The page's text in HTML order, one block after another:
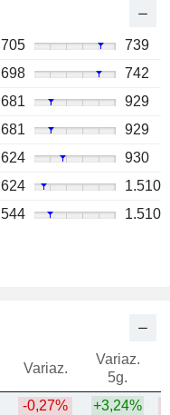
705
739
698
742
681
929
681
929
624
930
624
1.510
544 1.510
Variaz.
Variaz.
5g.
-0,27% +3,24%